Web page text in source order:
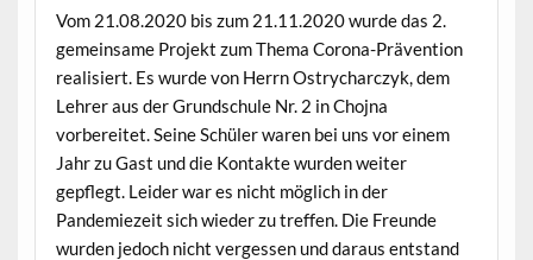
Vom 21.08.2020 bis zum 21.11.2020 wurde das 2.
gemeinsame Projekt zum Thema Corona-Prävention
realisiert. Es wurde von Herrn Ostrycharczyk, dem
Lehrer aus der Grundschule Nr. 2 in Chojna
vorbereitet. Seine Schüler waren bei uns vor einem
Jahr zu Gast und die Kontakte wurden weiter
gepflegt. Leider war es nicht möglich in der
Pandemiezeit sich wieder zu treffen. Die Freunde
wurden jedoch nicht vergessen und daraus entstand